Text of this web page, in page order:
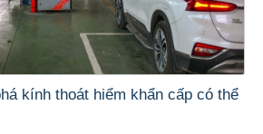
kính thoát hiểm khẩn cấp có thể